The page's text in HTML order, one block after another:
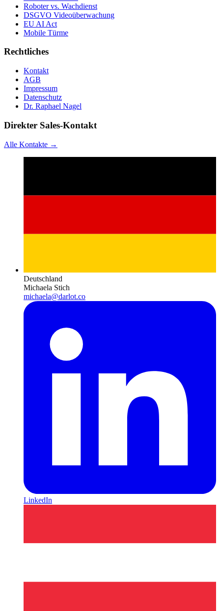
Roboter vs. Wachdienst
DSGVO Videoüberwachung
EU AI Act
Mobile Türme
Rechtliches
Kontakt
AGB
Impressum
Datenschutz
Dr. Raphael Nagel
Direkter Sales-Kontakt
Alle Kontakte →
Deutschland
Michaela Stich
michaela@darlot.co
LinkedIn